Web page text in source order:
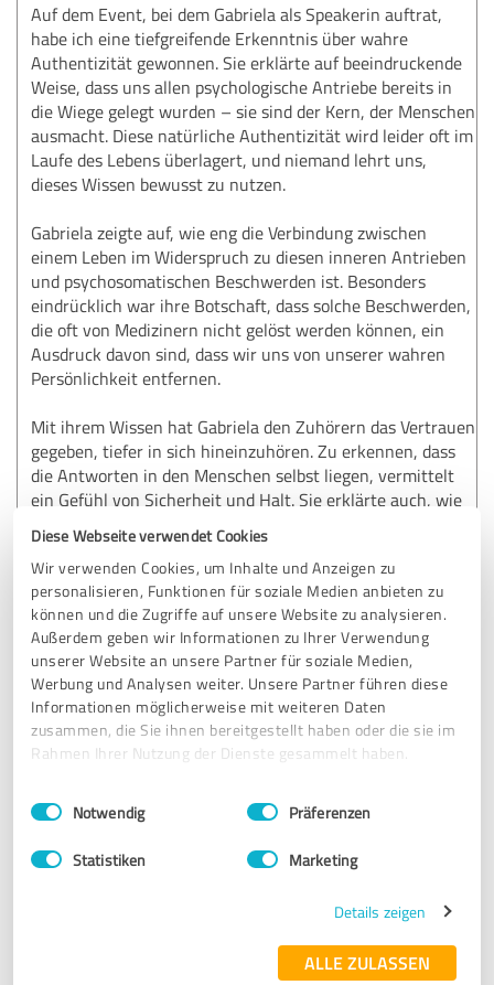
Diese Webseite verwendet Cookies
Wir verwenden Cookies, um Inhalte und Anzeigen zu
personalisieren, Funktionen für soziale Medien anbieten zu
können und die Zugriffe auf unsere Website zu analysieren.
Außerdem geben wir Informationen zu Ihrer Verwendung
unserer Website an unsere Partner für soziale Medien,
Werbung und Analysen weiter. Unsere Partner führen diese
Informationen möglicherweise mit weiteren Daten
zusammen, die Sie ihnen bereitgestellt haben oder die sie im
Rahmen Ihrer Nutzung der Dienste gesammelt haben.
Impressum Datenschutzbestimmungen
Einwilligungsauswahl
Notwendig Präferenzen
Statistiken Marketing
Details zeigen
ALLE ZULASSEN
Auf dem Event, bei dem Gabriela als Speakerin auftrat,
habe ich eine tiefgreifende Erkenntnis über wahre
Authentizität gewonnen. Sie erklärte auf beeindruckende
Weise, dass uns allen psychologische Antriebe bereits in
die Wiege gelegt wurden – sie sind der Kern, der Menschen
ausmacht. Diese natürliche Authentizität wird leider oft im
Laufe des Lebens überlagert, und niemand lehrt uns,
dieses Wissen bewusst zu nutzen.
Gabriela zeigte auf, wie eng die Verbindung zwischen
einem Leben im Widerspruch zu diesen inneren Antrieben
und psychosomatischen Beschwerden ist. Besonders
eindrücklich war ihre Botschaft, dass solche Beschwerden,
die oft von Medizinern nicht gelöst werden können, ein
Ausdruck davon sind, dass wir uns von unserer wahren
Persönlichkeit entfernen.
Mit ihrem Wissen hat Gabriela den Zuhörern das Vertrauen
gegeben, tiefer in sich hineinzuhören. Zu erkennen, dass
die Antworten in den Menschen selbst liegen, vermittelt
ein Gefühl von Sicherheit und Halt. Sie erklärte auch, wie
man am Gesicht eines Menschen ablesen kann, ob er im
Einklang mit sich selbst lebt oder fremdbestimmt ist.
Gabriela vermittelte überzeugend, dass innere
Authentizität nicht erlernt werden kann, sondern entdeckt
werden muss. Mehr im Einklang mit der eigenen Natur zu
leben – für Gesundheit, psychische Stärke und ein erfülltes
Leben - wunderbare Botschaften. Ich kann Gabriela als
Rednerin unbedingt empfehlen!
Gabriela Rüdiger
23.11.2024 Andrea Fratini
Kommentar von Gabriela Rüdiger:
Ich bin beeindruckt, wie hervorragend meine Worte